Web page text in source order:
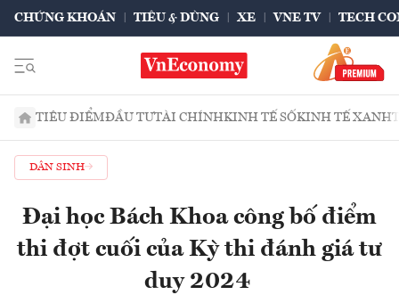
CHỨNG KHOÁN TIÊU & DÙNG XE VNE TV TECH
TIÊU ĐIỂMĐẦU TƯTÀI CHÍNHKINH TẾ SỐKINH TẾ XANH
DÂN SINH
Đại học Bách Khoa công bố điểm
thi đợt cuối của Kỳ thi đánh giá tư
duy 2024